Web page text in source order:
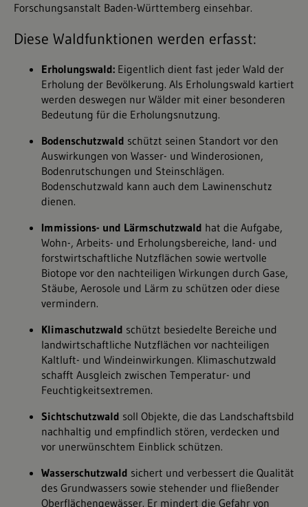
Forschungsanstalt Baden-Württemberg einsehbar.
Diese Waldfunktionen werden erfasst:
Erholungswald: Eigentlich dient fast jeder Wald der
Erholung der Bevölkerung. Als Erholungswald kartiert
werden deswegen nur Wälder mit einer besonderen
Bedeutung für die Erholungsnutzung.
Bodenschutzwald schützt seinen Standort vor den
Auswirkungen von Wasser- und Winderosionen,
Bodenrutschungen und Steinschlägen.
Bodenschutzwald kann auch dem Lawinenschutz
dienen.
Immissions- und Lärmschutzwald hat die Aufgabe,
Wohn-, Arbeits- und Erholungsbereiche, land- und
forstwirtschaftliche Nutzflächen sowie wertvolle
Biotope vor den nachteiligen Wirkungen durch Gase,
Stäube, Aerosole und Lärm zu schützen oder diese
vermindern.
Klimaschutzwald schützt besiedelte Bereiche und
landwirtschaftliche Nutzflächen vor nachteiligen
Kaltluft- und Windeinwirkungen. Klimaschutzwald
schafft Ausgleich zwischen Temperatur- und
Feuchtigkeitsextremen.
Sichtschutzwald soll Objekte, die das Landschaftsbild
nachhaltig und empfindlich stören, verdecken und
vor unerwünschtem Einblick schützen.
Wasserschutzwald sichert und verbessert die Qualität
des Grundwassers sowie stehender und fließender
Oberflächengewässer. Er mindert die Gefahr von